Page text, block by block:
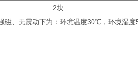
2块
磁、无震动下为：环境温度30℃，环境湿度